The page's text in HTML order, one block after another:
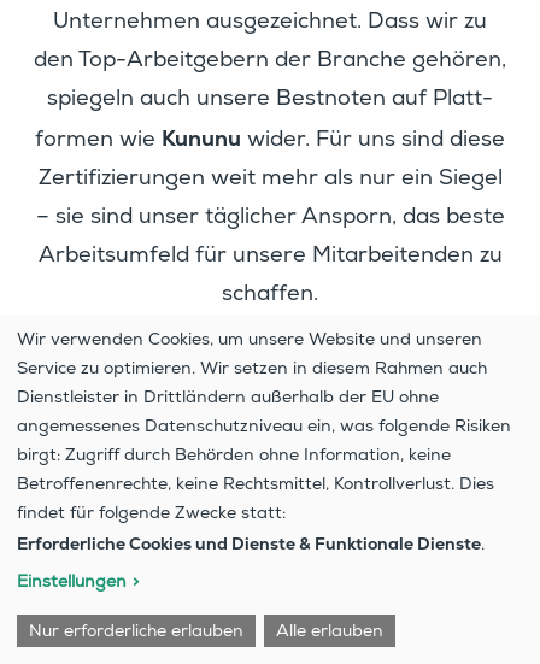
Unter­nehmen ausge­zeichnet. Dass wir zu
den Top-Arbeit­ge­bern der Branche gehören,
spiegeln auch unsere Bestnoten auf Platt­
formen wie Kununu wider. Für uns sind diese
Zerti­fi­zie­rungen weit mehr als nur ein Siegel
– sie sind unser tägli­cher Ansporn, das beste
Arbeits­um­feld für unsere Mitar­bei­tenden zu
schaffen.
Wir verwenden Cookies, um unsere Website und unseren
Service zu optimieren. Wir setzen in diesem Rahmen auch
Dienstleister in Drittländern außerhalb der EU ohne
angemessenes Datenschutzniveau ein, was folgende Risiken
birgt: Zugriff durch Behörden ohne Information, keine
Betroffenenrechte, keine Rechtsmittel, Kontrollverlust. Dies
findet für folgende Zwecke statt:
Erforderliche Cookies und Dienste & Funktionale Dienste.
Einstellungen
Nur erforderliche erlauben Alle erlauben